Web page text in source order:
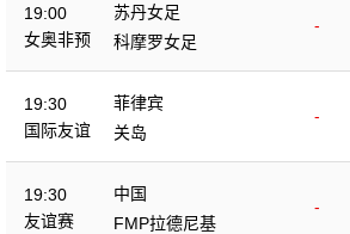
19:00
女奥非预
苏丹女足
-
科摩罗女足
19:30
国际友谊
菲律宾
-
关岛
19:30
友谊赛
中国
-
FMP拉德尼基